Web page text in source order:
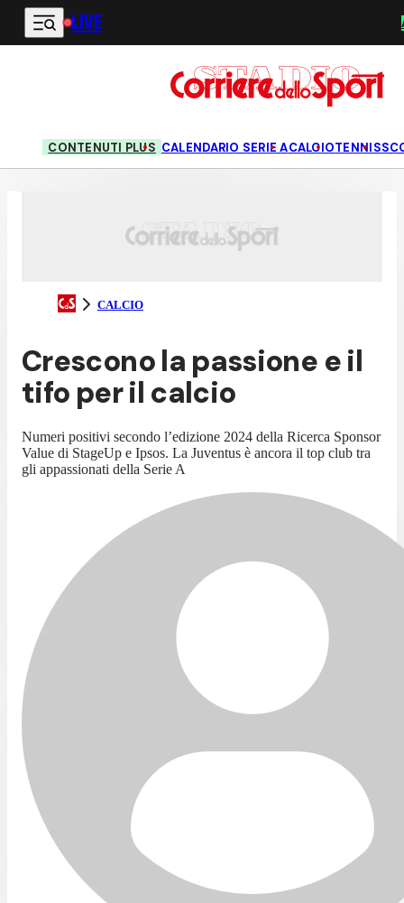
Vai al contenuto principale
LIVE
CONTENUTI PLUS CALENDARIO SERIE ACALCIOTENNIS
CALCIO
Crescono la passione e il
tifo per il calcio
Numeri positivi secondo l’edizione 2024 della Ricerca Sponsor
Value di StageUp e Ipsos. La Juventus è ancora il top club tra
gli appassionati della Serie A